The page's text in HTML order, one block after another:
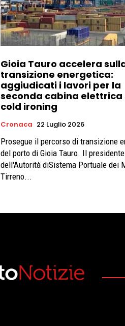
Gioia Tauro accelera
transizione energetica:
aggiudicati i lavori per la
seconda cabina elettrica
cold ironing
Cronaca 22 Luglio 2026
Prosegue il percorso di transizione
del porto di Gioia Tauro. Il presidente
dell'Autorità diSistema Portuale dei
Tirreno...